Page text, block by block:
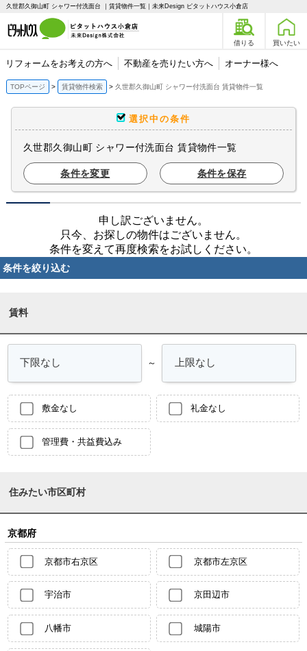
久世郡久御山町 シャワー付洗面台 ｜賃貸物件一覧｜未来Design ピタットハウス小倉店
借りる 買いたい
リフォームをお考えの方へ 不動産を売りたい方へ オーナー様へ
TOPページ 賃貸物件検索 久世郡久御山町 シャワー付洗面台 賃貸物件一覧
選択中の条件
久世郡久御山町 シャワー付洗面台 賃貸物件一覧
条件を変更 条件を保存
申し訳ございません。
只今、お探しの物件はございません。
条件を変えて再度検索をお試しください。
条件を絞り込む
賃料
～
敷金なし 礼金なし
管理費・共益費込み
住みたい市区町村
京都府
京都市右京区 京都市左京区
宇治市 京田辺市
八幡市 城陽市